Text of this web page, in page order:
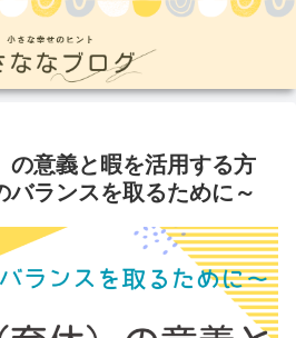
の意義と暇を活用する方
バランスを取るために～